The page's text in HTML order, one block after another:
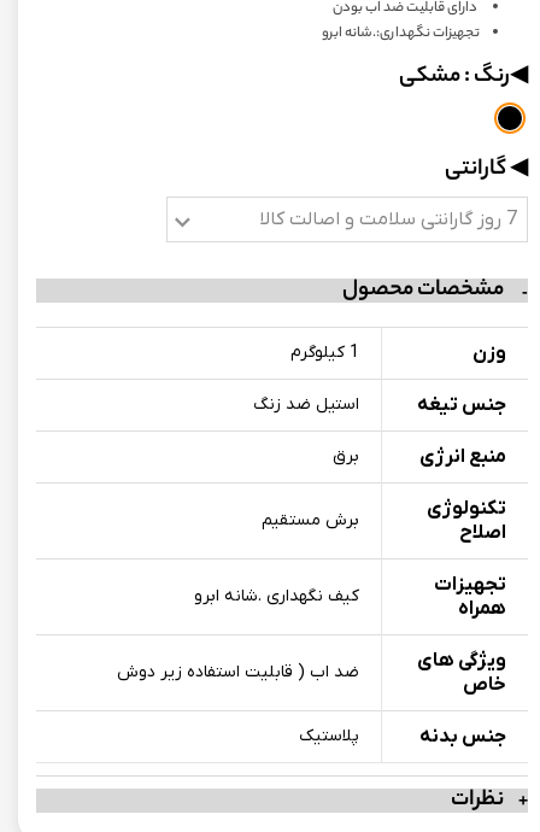
دارای قابلیت ضد اب بودن
تجهیزات نگهداری:.شانه ابرو
◀رنگ: مشکی
◀ گارانتی
7 روز گارانتی سلامت و اصالت کالا
مشخصات محصول
وزن 1 کیلوگرم
جنس تیغه استیل ضد زنگ
منبع انرژی برق
تکنولوژی
اصلاح
برش مستقیم
تجهیزات
همراه
کیف نگهداری .شانه ابرو
ویژگی های
خاص
ضد اب ( قابلیت استفاده زیر دوش
جنس بدنه پلاستیک
نظرات